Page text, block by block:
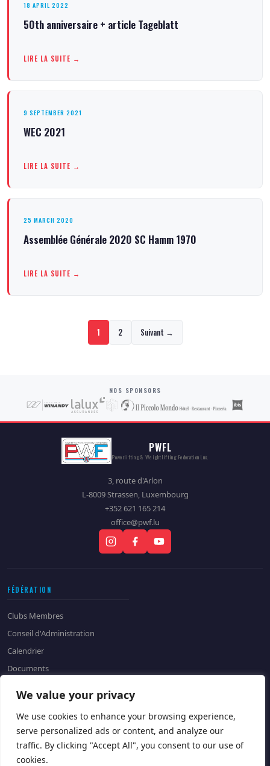
We value your privacy
We use cookies to enhance your browsing experience,
serve personalized ads or content, and analyze our
traffic. By clicking "Accept All", you consent to our use of
cookies.
18 APRIL 2022
50th anniversaire + article Tageblatt
LIRE LA SUITE →
9 SEPTEMBER 2021
WEC 2021
LIRE LA SUITE →
25 MARCH 2020
Assemblée Générale 2020 SC Hamm 1970
LIRE LA SUITE →
1 2 Suivant →
NOS SPONSORS
PWFL
Powerlifting & Weightlifting Federation Lux.
3, route d'Arlon
L-8009 Strassen, Luxembourg
+352 621 165 214
office@pwf.lu
FÉDÉRATION
Clubs Membres
Conseil d'Administration
Calendrier
Documents
Contactez-nousDevenir Sponsor